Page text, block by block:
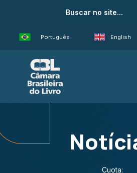
Português English
Cuota: